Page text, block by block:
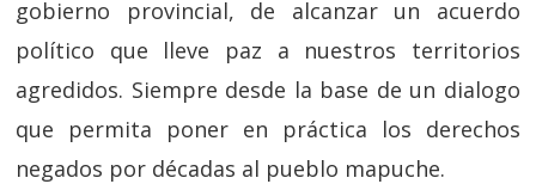
gobierno provincial, de alcanzar un acuerdo
político que lleve paz a nuestros territorios
agredidos. Siempre desde la base de un dialogo
que permita poner en práctica los derechos
negados por décadas al pueblo mapuche.